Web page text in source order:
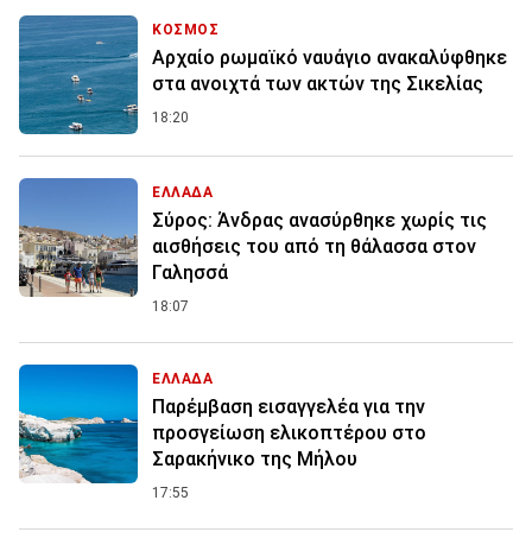
ΚΟΣΜΟΣ
Αρχαίο ρωμαϊκό ναυάγιο ανακαλύφθηκε
στα ανοιχτά των ακτών της Σικελίας
18:20
ΕΛΛΑΔΑ
Σύρος: Άνδρας ανασύρθηκε χωρίς τις
αισθήσεις του από τη θάλασσα στον
Γαλησσά
18:07
ΕΛΛΑΔΑ
Παρέμβαση εισαγγελέα για την
προσγείωση ελικοπτέρου στο
Σαρακήνικο της Μήλου
17:55